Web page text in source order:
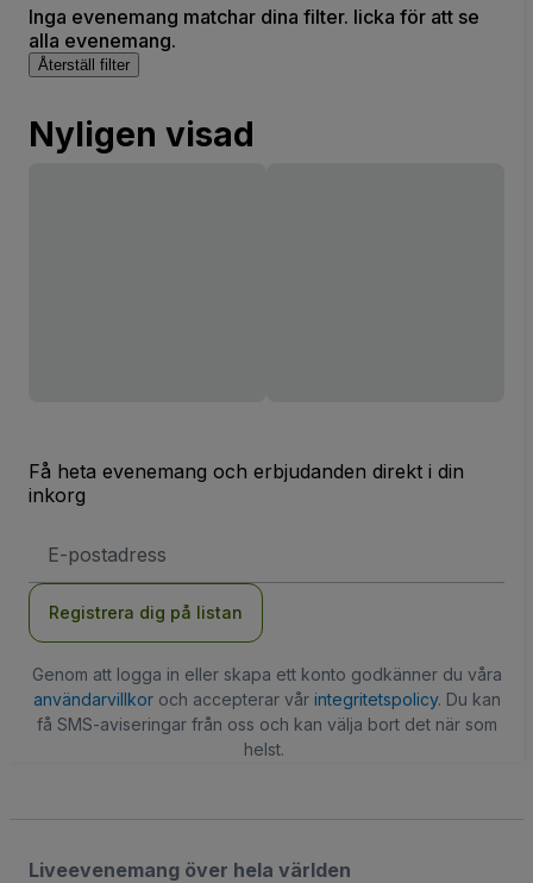
Inga evenemang matchar dina filter. licka för att se
alla evenemang.
Återställ filter
Nyligen visad
Få heta evenemang och erbjudanden direkt i din
inkorg
postadress
Registrera dig på listan
Genom att logga in eller skapa ett konto godkänner du våra
användarvillkoroch accepterar vår integritetspolicy. Du kan
få SMS-aviseringar från oss och kan välja bort det när som
helst.
Liveevenemang över hela världen